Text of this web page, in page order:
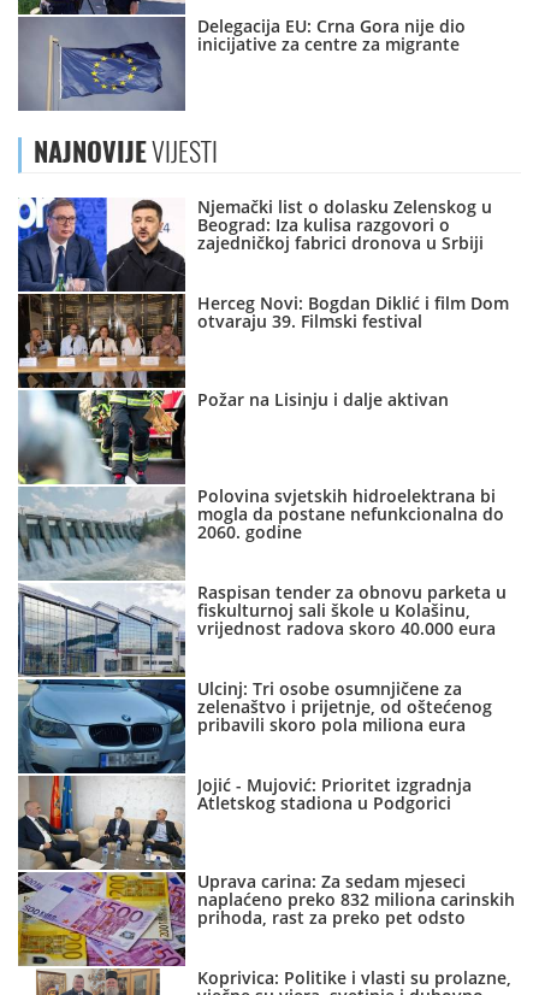
Delegacija EU: Crna Gora nije dio
inicijative za centre za migrante
NAJNOVIJEVIJESTI
Njemački list o dolasku Zelenskog u
Beograd: Iza kulisa razgovori o
zajedničkoj fabrici dronova u Srbiji
Herceg Novi: Bogdan Diklić i film Dom
otvaraju 39. Filmski festival
Požar na Lisinju i dalje aktivan
Polovina svjetskih hidroelektrana bi
mogla da postane nefunkcionalna do
2060. godine
Raspisan tender za obnovu parketa u
fiskulturnoj sali škole u Kolašinu,
vrijednost radova skoro 40.000 eura
Ulcinj: Tri osobe osumnjičene za
zelenaštvo i prijetnje, od oštećenog
pribavili skoro pola miliona eura
Jojić - Mujović: Prioritet izgradnja
Atletskog stadiona u Podgorici
Uprava carina: Za sedam mjeseci
naplaćeno preko 832 miliona carinskih
prihoda, rast za preko pet odsto
Koprivica: Politike i vlasti su prolazne,